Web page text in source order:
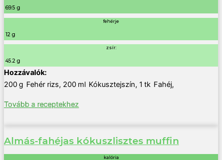
69.5 g
fehérje
12 g
zsír:
45.2 g
200g Fehér rizs, 200 ml Kókusztejszín, 1 tk Fahéj,
Tovább a receptekhez
Almás-fahéjas kókuszlisztes muffin
kalória